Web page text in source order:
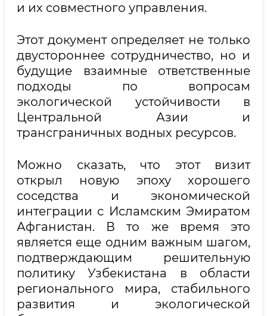
и их совместного управления.
Этот документ определяет не только
двустороннее сотрудничество, но и
будущие взаимные ответственные
подходы по вопросам
экологической устойчивости в
Центральной Азии и
трансграничных водных ресурсов.
Можно сказать, что этот визит
открыл новую эпоху хорошего
соседства и экономической
интеграции с Исламским Эмиратом
Афганистан. В то же время это
является еще одним важным шагом,
подтверждающим решительную
политику Узбекистана в области
регионального мира, стабильного
развития и экологической